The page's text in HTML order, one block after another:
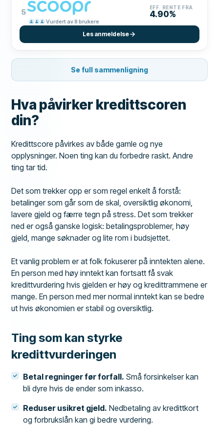
5
Vurdert av 8 brukere
EFF. RENTE FRA
4.90%
Les anmeldelse
Se full sammenligning
Hva påvirker kredittscoren
din?
Kredittscore påvirkes av både gamle og nye
opplysninger. Noen ting kan du forbedre raskt. Andre
ting tar tid.
Det som trekker opp er som regel enkelt å forstå:
betalinger som går som de skal, oversiktlig økonomi,
lavere gjeld og færre tegn på stress. Det som trekker
ned er også ganske logisk: betalingsproblemer, høy
gjeld, mange søknader og lite rom i budsjettet.
Et vanlig problem er at folk fokuserer på inntekten alene.
En person med høy inntekt kan fortsatt få svak
kredittvurdering hvis gjelden er høy og kredittrammene er
mange. En person med mer normal inntekt kan se bedre
ut hvis økonomien er stabil og oversiktlig.
Ting som kan styrke
kredittvurderingen
Betal regninger før forfall. Små forsinkelser kan
bli dyre hvis de ender som inkasso.
Reduser usikret gjeld. Nedbetaling av kredittkort
og forbrukslån kan gi bedre vurdering.